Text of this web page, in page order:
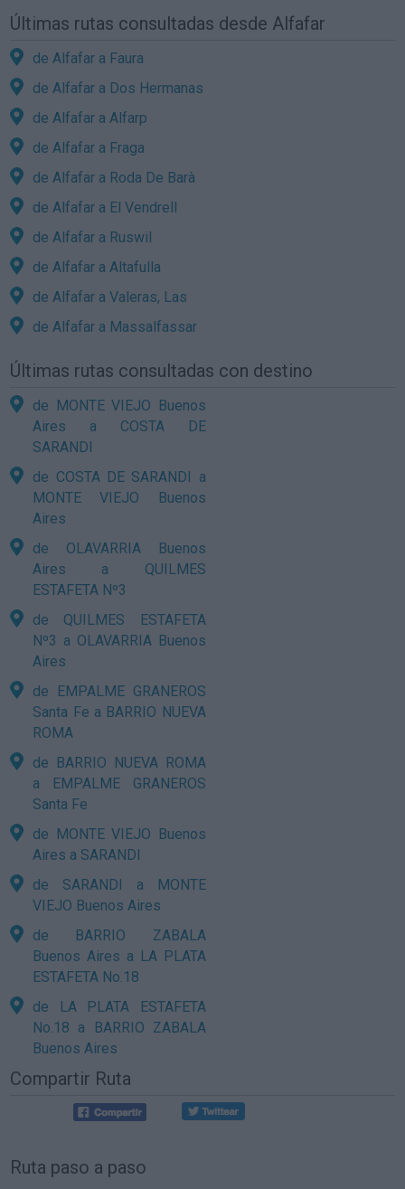
Últimas rutas consultadas desde Alfafar
de Alfafar a Faura
de Alfafar a Dos Hermanas
de Alfafar a Alfarp
de Alfafar a Fraga
de Alfafar a Roda De Barà
de Alfafar a El Vendrell
de Alfafar a Ruswil
de Alfafar a Altafulla
de Alfafar a Valeras, Las
de Alfafar a Massalfassar
Últimas rutas consultadas con destino
de MONTE VIEJO Buenos
Aires a COSTA DE
SARANDI
de COSTA DE SARANDI a
MONTE VIEJO Buenos
Aires
de OLAVARRIA Buenos
Aires a QUILMES
ESTAFETA Nº3
de QUILMES ESTAFETA
Nº3 a OLAVARRIA Buenos
Aires
de EMPALME GRANEROS
Santa Fe a BARRIO NUEVA
ROMA
de BARRIO NUEVA ROMA
a EMPALME GRANEROS
Santa Fe
de MONTE VIEJO Buenos
Aires a SARANDI
de SARANDI a MONTE
VIEJO Buenos Aires
de BARRIO ZABALA
Buenos Aires a LA PLATA
ESTAFETA No.18
de LA PLATA ESTAFETA
No.18 a BARRIO ZABALA
Buenos Aires
Compartir Ruta
Ruta paso a paso